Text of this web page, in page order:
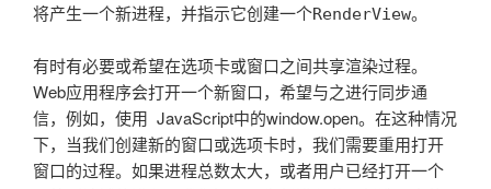
将产生一个新进程，并指示它创建一个RenderView。
有时有必要或希望在选项卡或窗口之间共享渲染过程。
Web应用程序会打开一个新窗口，希望与之进行同步通
信，例如，使用 JavaScript中的window.open。在这种情况
下，当我们创建新的窗口或选项卡时，我们需要重用打开
窗口的过程。如果进程总数太大，或者用户已经打开一个